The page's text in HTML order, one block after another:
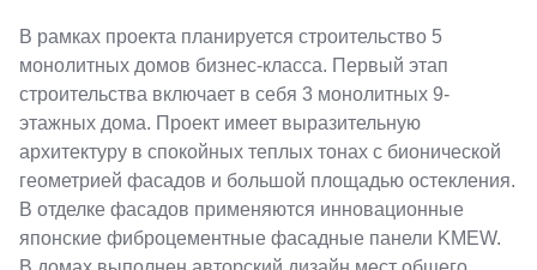
В рамках проекта планируется строительство 5
монолитных домов бизнес-класса. Первый этап
строительства включает в себя 3 монолитных 9-
этажных дома. Проект имеет выразительную
архитектуру в спокойных теплых тонах с бионической
геометрией фасадов и большой площадью остекления.
В отделке фасадов применяются инновационные
японские фиброцементные фасадные панели KMEW.